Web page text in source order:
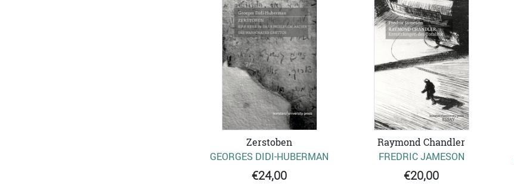
Zerstoben
GEORGES DIDI-HUBERMAN
€24,00
Raymond Chandler
FREDRIC JAMESON
€20,00